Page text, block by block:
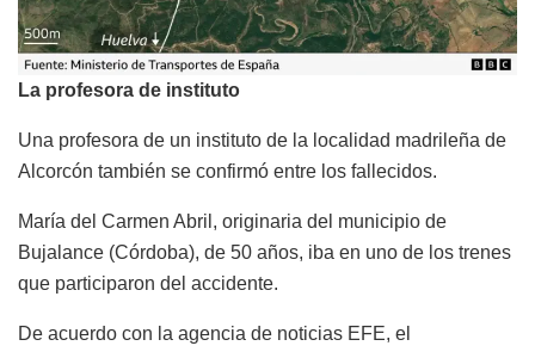
La profesora de instituto
Una profesora de un instituto de la localidad madrileña de
Alcorcón también se confirmó entre los fallecidos.
María del Carmen Abril, originaria del municipio de
Bujalance (Córdoba), de 50 años, iba en uno de los trenes
que participaron del accidente.
De acuerdo con la agencia de noticias EFE, el